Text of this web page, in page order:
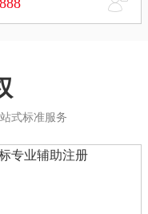
式标准服务